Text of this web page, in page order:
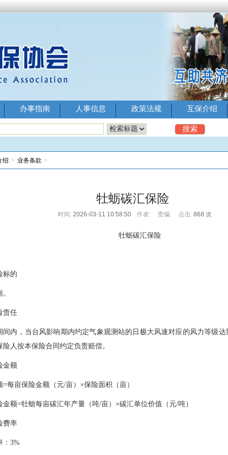
Image 1 Image 2Image 3Image 4
办事指南 人事信息 政策法规 互保介绍
搜索
绍 > 业务条款 >
牡蛎碳汇保险
时间: 2026-03-11 10:58:50 作者: 责编: 点击: 868 次
牡蛎碳汇保险
标的
责任
间内，当 台风影响期内约定气象观测站的日极大风速对应的风力等级达
人按本保险合同约定负责赔偿。
金额
=每亩保险金额（元/亩）×保险面积（亩）
金额=牡蛎每亩碳汇年产量（吨/亩）×碳汇单位价值（元/吨）
费率
3%